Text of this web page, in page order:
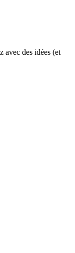
avec des idées (et